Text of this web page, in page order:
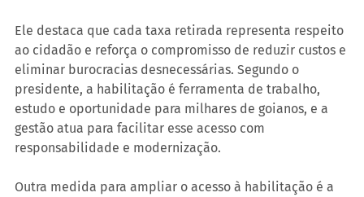
Ele destaca que cada taxa retirada representa respeito
ao cidadão e reforça o compromisso de reduzir custos e
eliminar burocracias desnecessárias. Segundo o
presidente, a habilitação é ferramenta de trabalho,
estudo e oportunidade para milhares de goianos, e a
gestão atua para facilitar esse acesso com
responsabilidade e modernização.
Outra medida para ampliar o acesso à habilitação é a